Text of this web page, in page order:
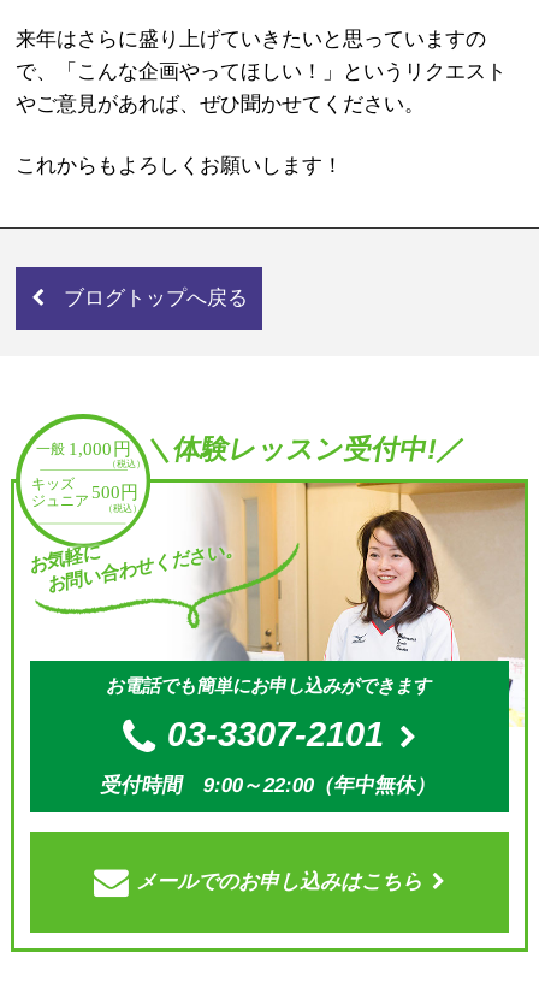
来年はさらに盛り上げていきたいと思っていますの
で、「こんな企画やってほしい！」というリクエスト
やご意見があれば、ぜひ聞かせてください。
これからもよろしくお願いします！
ブログトップへ戻る
＼体験レッスン受付中!／
お気軽に
お問い合わせください。
お電話でも簡単にお申し込みができます
03-3307-2101
受付時間 9:00～22:00（年中無休）
メールでのお申し込みはこちら